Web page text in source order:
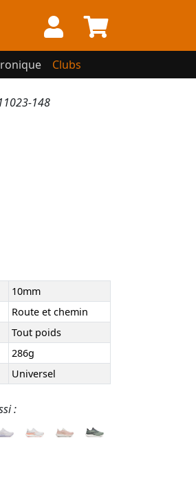
Clubs
148
10mm
Route et chemin
Tout poids
286g
Universel
: